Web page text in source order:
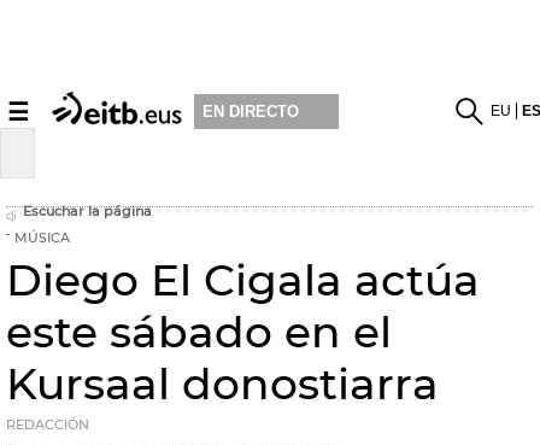
☰ EN DIRECTO EU
Escuchar la página
MÚSICA
Diego El Cigala actúa
este sábado en el
Kursaal donostiarra
REDACCIÓN